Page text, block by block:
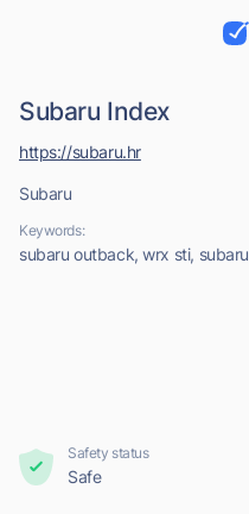
Subaru Index
Subaru
Keywords:
subaru outback, wrx sti, subaru
https://subaru.hr
Safety status
Safe